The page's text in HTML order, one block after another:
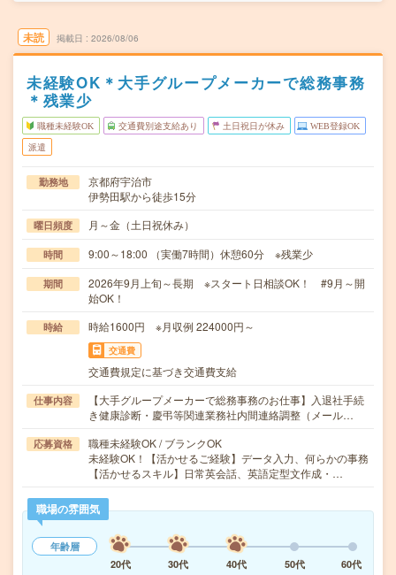
未読 掲載日 2026/08/06
未経験OK＊大手グループメーカーで総務事務
＊残業少
職種未経験OK 交通費別途支給あり 土日祝日が休み WEB登録OK
派遣
勤務地
京都府宇治市
伊勢田駅から徒歩15分
曜日頻度 月～金（土日祝休み）
時間 9:00～18:00 （実働7時間）休憩60分 ※残業少
期間
2026年9月上旬～長期 ※スタート日相談OK！ #9月～開
始OK！
時給 時給1600円 ※月収例 224000円～
交通費
交通費規定に基づき交通費支給
仕事内容
【大手グループメーカーで総務事務のお仕事】入退社手続
き健康診断・慶弔等関連業務社内間連絡調整（メール…
応募資格
職種未経験OK / ブランクOK
未経験OK！【活かせるご経験】データ入力、何らかの事務
【活かせるスキル】日常英会話、英語定型文作成・…
職場の雰囲気
年齢層
20代
30代 40代 50代
60代